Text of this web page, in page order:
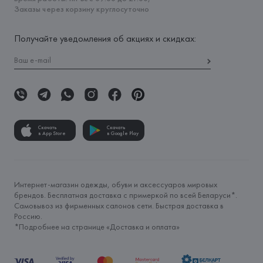
Заказы через корзину круглосуточно
Получайте уведомления об акциях и скидках:
Скачать
в App Store
Скачать
в Google Play
Интернет-магазин одежды, обуви и аксессуаров мировых
брендов. Бесплатная доставка с примеркой по всей Беларуси*.
Самовывоз из фирменных салонов сети. Быстрая доставка в
Россию.
*Подробнее на странице «Доставка и оплата»